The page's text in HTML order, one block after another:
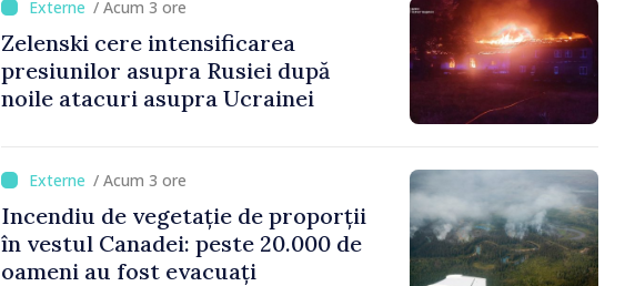
/ Acum 3 ore
Zelenski cere intensificarea
presiunilor asupra Rusiei după
noile atacuri asupra Ucrainei
/ Acum 3 ore
Incendiu de vegetație de proporții
în vestul Canadei: peste 20.000 de
oameni au fost evacuați